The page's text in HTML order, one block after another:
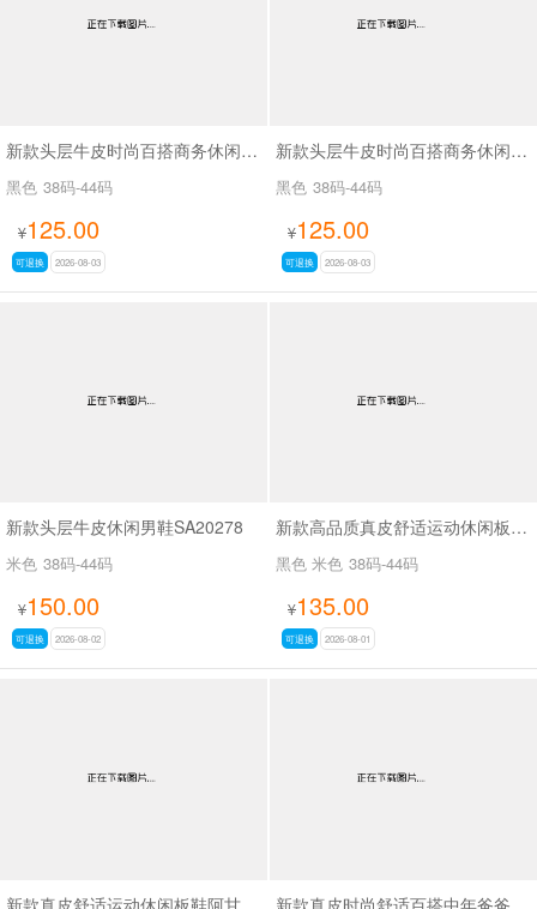
新款头层牛皮时尚百搭商务休闲男鞋SA8226
黑色 38码-44码
¥125.00
可退换 2026-08-03
新款头层牛皮时尚百搭商务休闲男鞋SA8221
黑色 38码-44码
¥125.00
可退换 2026-08-03
新款头层牛皮休闲男鞋SA20278
米色 38码-44码
¥150.00
可退换 2026-08-02
新款高品质真皮舒适运动休闲板鞋阿甘鞋SA261
黑色 米色 38码-44码
¥135.00
可退换 2026-08-01